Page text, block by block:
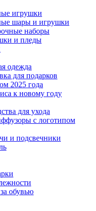
игрушки
шары и игрушки
наборы
и пледы
одежда
для подарков
2025 года
к новому году
для ухода
с логотипом
и подсвечники
обувью